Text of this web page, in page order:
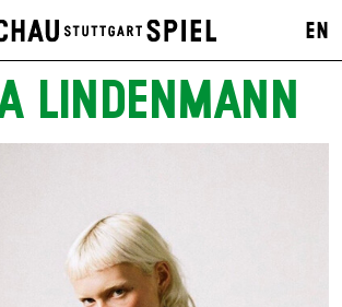
EN
LINDENMANN